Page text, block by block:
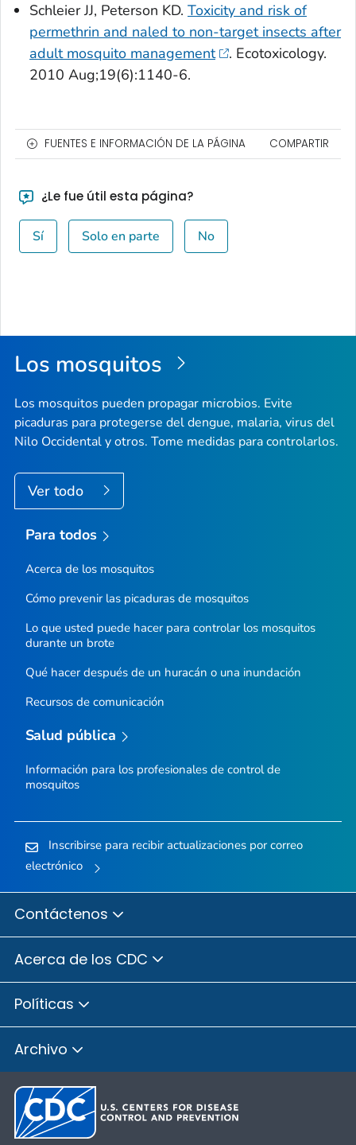
Schleier JJ, Peterson KD. Toxicity and risk of
permethrin and naled to non-target insects after
adult mosquito management
. Ecotoxicology.
2010 Aug;19(6):1140-6.
FUENTES E INFORMACIÓN DE LA PÁGINA COMPARTIR
¿Le fue útil esta página?
Sí Solo en parte No
Los mosquitos
Los mosquitos pueden propagar microbios. Evite
picaduras para protegerse del dengue, malaria, virus del
Nilo Occidental y otros. Tome medidas para controlarlos.
Ver todo
Para todos
Acerca de los mosquitos
Cómo prevenir las picaduras de mosquitos
Lo que usted puede hacer para controlar los mosquitos
durante un brote
Qué hacer después de un huracán o una inundación
Recursos de comunicación
Salud pública
Información para los profesionales de control de
mosquitos
Inscribirse para recibir actualizaciones por correo
electrónico
Contáctenos
Acerca de los CDC
Políticas
Archivo